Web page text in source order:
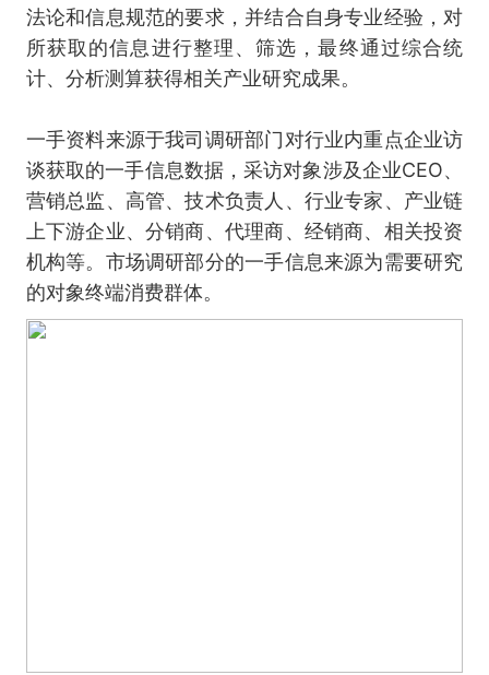
法论和信息规范的要求，并结合自身专业经验，对
所获取的信息进行整理、筛选，最终通过综合统
计、分析测算获得相关产业研究成果。
一手资料来源于我司调研部门对行业内重点企业访
谈获取的一手信息数据，采访对象涉及企业CEO、
营销总监、高管、技术负责人、行业专家、产业链
上下游企业、分销商、代理商、经销商、相关投资
机构等。市场调研部分的一手信息来源为需要研究
的对象终端消费群体。